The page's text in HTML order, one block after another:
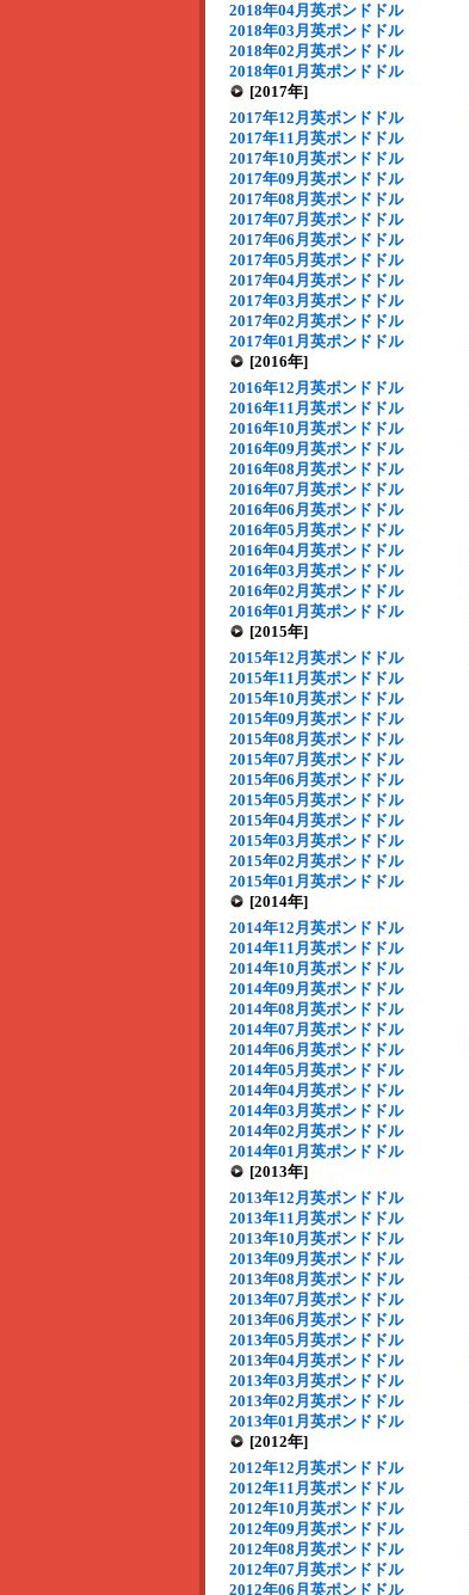
2018年04月英ポンドドル
2018年03月英ポンドドル
2018年02月英ポンドドル
2018年01月英ポンドドル
[2017年]
2017年12月英ポンドドル
2017年11月英ポンドドル
2017年10月英ポンドドル
2017年09月英ポンドドル
2017年08月英ポンドドル
2017年07月英ポンドドル
2017年06月英ポンドドル
2017年05月英ポンドドル
2017年04月英ポンドドル
2017年03月英ポンドドル
2017年02月英ポンドドル
2017年01月英ポンドドル
[2016年]
2016年12月英ポンドドル
2016年11月英ポンドドル
2016年10月英ポンドドル
2016年09月英ポンドドル
2016年08月英ポンドドル
2016年07月英ポンドドル
2016年06月英ポンドドル
2016年05月英ポンドドル
2016年04月英ポンドドル
2016年03月英ポンドドル
2016年02月英ポンドドル
2016年01月英ポンドドル
[2015年]
2015年12月英ポンドドル
2015年11月英ポンドドル
2015年10月英ポンドドル
2015年09月英ポンドドル
2015年08月英ポンドドル
2015年07月英ポンドドル
2015年06月英ポンドドル
2015年05月英ポンドドル
2015年04月英ポンドドル
2015年03月英ポンドドル
2015年02月英ポンドドル
2015年01月英ポンドドル
[2014年]
2014年12月英ポンドドル
2014年11月英ポンドドル
2014年10月英ポンドドル
2014年09月英ポンドドル
2014年08月英ポンドドル
2014年07月英ポンドドル
2014年06月英ポンドドル
2014年05月英ポンドドル
2014年04月英ポンドドル
2014年03月英ポンドドル
2014年02月英ポンドドル
2014年01月英ポンドドル
[2013年]
2013年12月英ポンドドル
2013年11月英ポンドドル
2013年10月英ポンドドル
2013年09月英ポンドドル
2013年08月英ポンドドル
2013年07月英ポンドドル
2013年06月英ポンドドル
2013年05月英ポンドドル
2013年04月英ポンドドル
2013年03月英ポンドドル
2013年02月英ポンドドル
2013年01月英ポンドドル
[2012年]
2012年12月英ポンドドル
2012年11月英ポンドドル
2012年10月英ポンドドル
2012年09月英ポンドドル
2012年08月英ポンドドル
2012年07月英ポンドドル
2012年06月英ポンドドル